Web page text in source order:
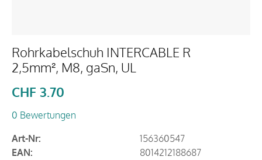
Rohrkabelschuh INTERCABLE R
2,5mm², M8, gaSn, UL
CHF 3.70
0 Bewertungen
Art-Nr:
156360547
EAN:
8014212188687